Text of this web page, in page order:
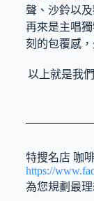
聲、沙鈴以
再來是主唱
刻的包覆感
以上就是我
特搜名店 咖
https://
為您規劃最